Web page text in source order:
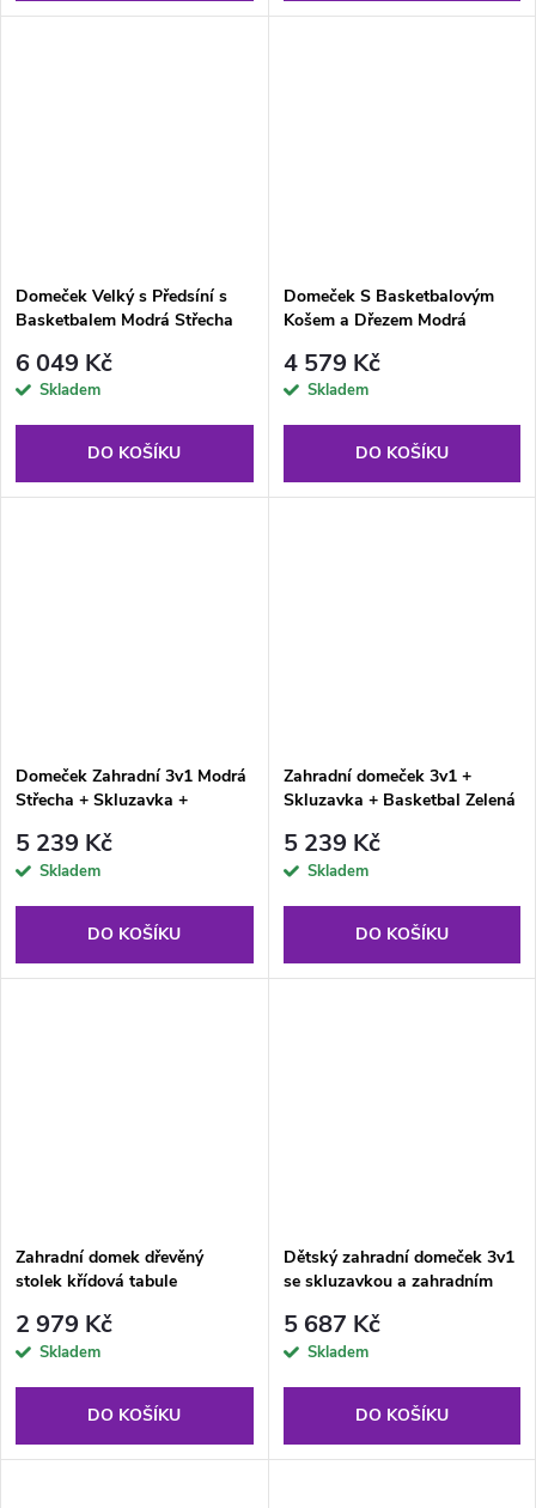
Domeček Velký s Předsíní s
Basketbalem Modrá Střecha
6 049 Kč
Skladem
DO KOŠÍKU
Domeček S Basketbalovým
Košem a Dřezem Modrá
4 579 Kč
Skladem
DO KOŠÍKU
Domeček Zahradní 3v1 Modrá
Střecha + Skluzavka +
5 239 Kč
Skladem
DO KOŠÍKU
Zahradní domeček 3v1 +
Skluzavka + Basketbal Zelená
5 239 Kč
Skladem
DO KOŠÍKU
Zahradní domek dřevěný
stolek křídová tabule
2 979 Kč
Skladem
DO KOŠÍKU
Dětský zahradní domeček 3v1
se skluzavkou a zahradním
5 687 Kč
Skladem
DO KOŠÍKU